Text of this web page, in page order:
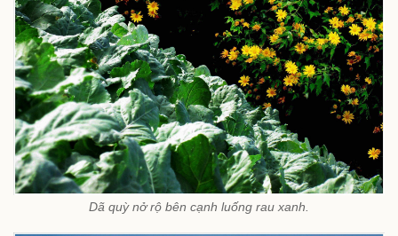
Dã quỳ nở rộ bên cạnh luống rau xanh.